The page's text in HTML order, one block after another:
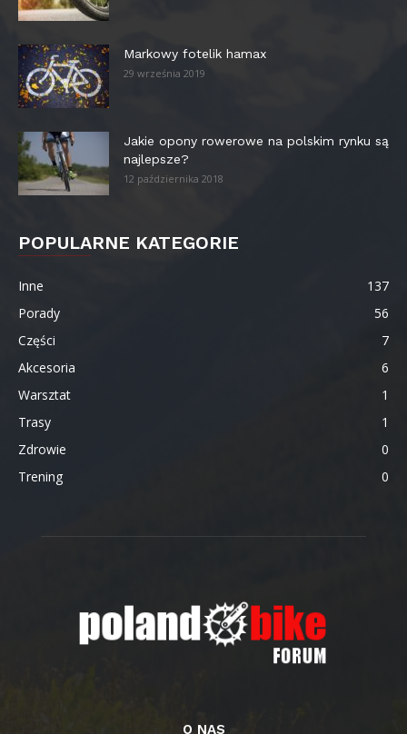
Markowy fotelik hamax
29 września 2019
Jakie opony rowerowe na polskim rynku są
najlepsze?
12 października 2018
POPULARNE KATEGORIE
Inne
137
Porady
56
Części
7
Akcesoria
6
Warsztat
1
Trasy
1
Zdrowie
0
Trening
0
O NAS